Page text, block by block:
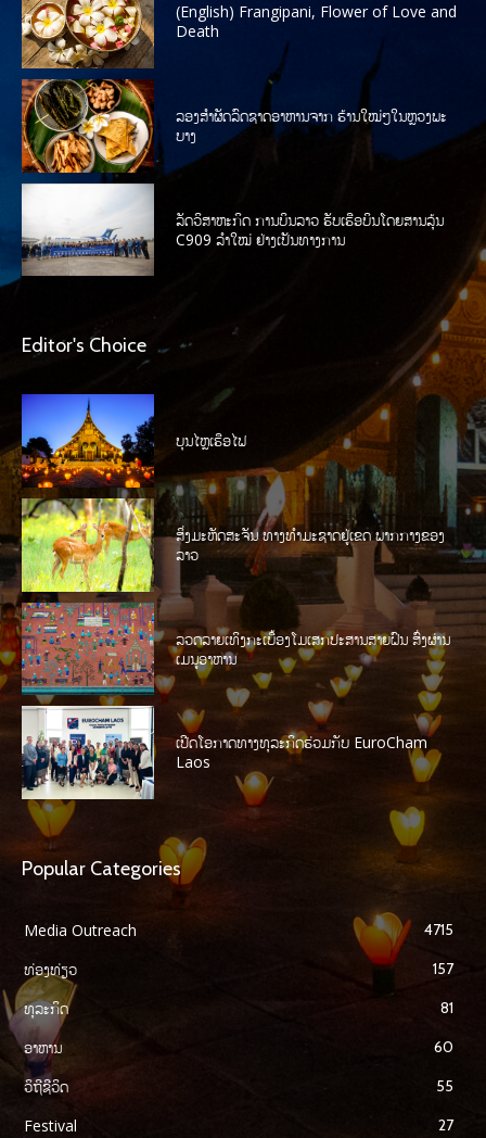
(English) Frangipani, Flower of Love and
Death
ລອງສໍາຜັດລົດຊາດອາຫານຈາກ ຮ້ານໃໝ່ໆໃນຫຼວງພະ
ບາງ
ລັດວິສາຫະກິດ ການບິນລາວ ຮັບເຮືອບິນໂດຍສານລຸ້ນ
C909 ລໍາໃໝ່ ຢ່າງເປັນທາງການ
Editor's Choice
ບຸນໄຫຼເຮືອໄຟ
ສິ່ງມະຫັດສະຈັນ ທາງທໍາມະຊາດຢູ່ເຂດ ພາກກາງຂອງ
ລາວ
ລວດລາຍເທິງກະເບື້ອງໂມເສກປະສານສາຍຝົນ ສົ່ງຜ່ານ
ເມນູອາຫານ
ເປີດໂອກາດທາງທຸລະກິດຮ່ວມກັບ EuroCham
Laos
Popular Categories
Media Outreach 4715
ທ່ອງທ່ຽວ 157
ທຸລະກິດ 81
ອາຫານ 60
ວິຖີຊີວິດ 55
Festival 27